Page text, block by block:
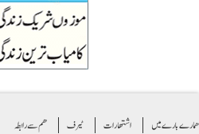
بارے میں اشتهارات ٹیرف ھم سے رابطہ